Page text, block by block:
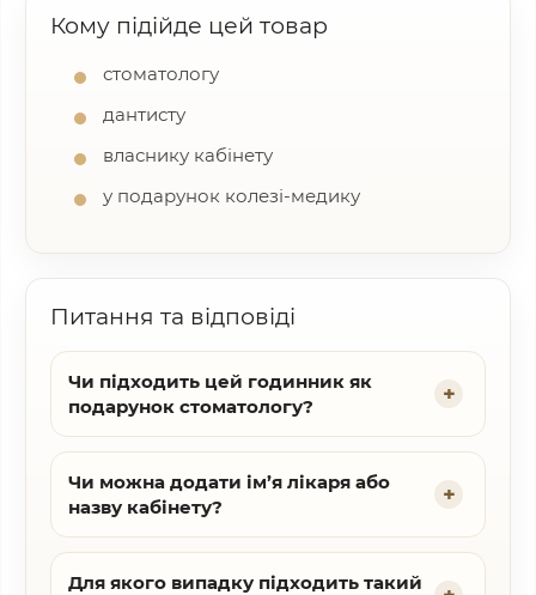
Кому підійде цей товар
стоматологу
дантисту
власнику кабінету
у подарунок колезі-медику
Питання та відповіді
Чи підходить цей годинник як
подарунок стоматологу?
Чи можна додати ім’я лікаря або
назву кабінету?
Для якого випадку підходить такий